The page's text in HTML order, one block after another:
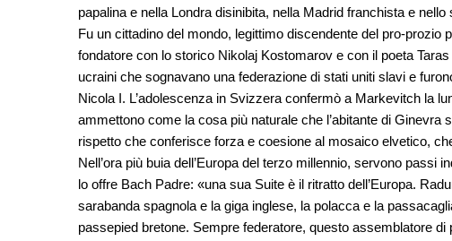
papalina e nella Londra disinibita, nella Madrid franchista e
Fu un cittadino del mondo, legittimo discendente del pro-prozio
fondatore con lo storico Nikolaj Kostomarov e con il poeta
ucraini che sognavano una federazione di stati uniti slavi e
Nicola I. L’adolescenza in Svizzera confermò a Markevitch la
ammettono come la cosa più naturale che l’abitante di
rispetto che conferisce forza e coesione al mosaico elvetico,
Nell’ora più buia dell’Europa del terzo millennio, servono
lo offre Bach Padre: «una sua Suite è il ritratto dell’Europa.
sarabanda spagnola e la giga inglese, la polacca e la
passepied bretone. Sempre federatore, questo assemblatore